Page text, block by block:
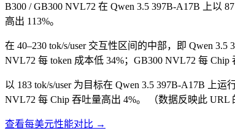
B300 / GB300 NVL72 在 Qwen 3.5 397B-A17B 上以
高出 113%。
在 40–230 tok/s/user 交互性区间的中部，即 Qwen
NVL72 每 token 成本低 34%；GB300 NVL72 每 Chip
以 183 tok/s/user 为目标在 Qwen 3.5 397B-A17B 上
NVL72 每 Chip 吞吐量高出 4%。
（数据反映此
查看每美元性能对比 →